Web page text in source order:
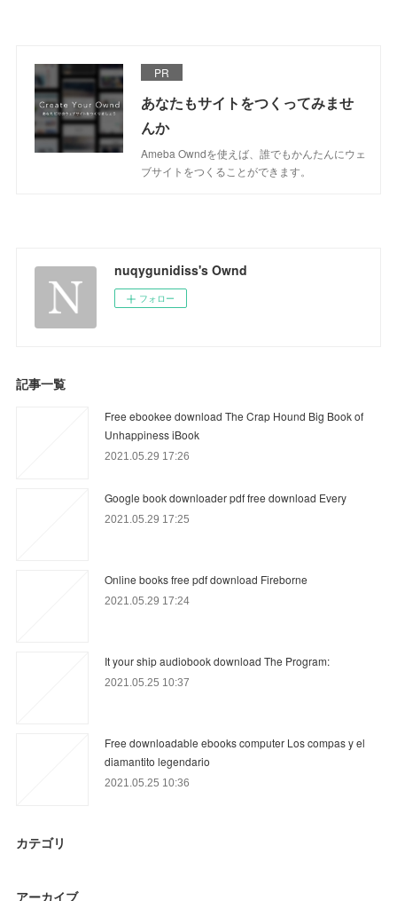
PR
あなたもサイトをつくってみませ
んか
Ameba Owndを使えば、誰でもかんたんにウェ
ブサイトをつくることができます。
nuqygunidiss's Ownd
フォロー
記事一覧
Free ebookee download The Crap Hound Big Book of
Unhappiness iBook
2021.05.29 17:26
Google book downloader pdf free download Every
2021.05.29 17:25
Online books free pdf download Fireborne
2021.05.29 17:24
It your ship audiobook download The Program:
2021.05.25 10:37
Free downloadable ebooks computer Los compas y el
diamantito legendario
2021.05.25 10:36
カテゴリ
アーカイブ